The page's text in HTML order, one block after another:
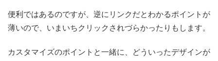
便利ではあるのですが、逆にリンクだとわかるポイントが
薄いので、いまいちクリックされづらかったりもします。
カスタマイズのポイントと一緒に、どういったデザインが